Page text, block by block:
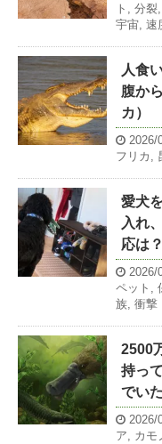
ト , 分裂,
宇宙, 速
人食
腹か
カ）
2026/
フリカ ,
愛犬
入れ
応は？
2026/
ペット ,
族, 衝撃
2500
持っ
でいた
2026/
ア, カモ